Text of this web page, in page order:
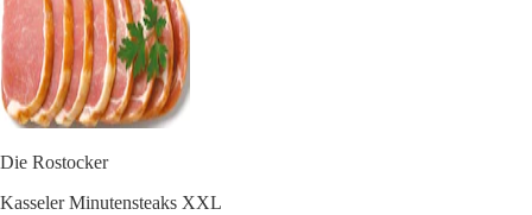
Die Rostocker
Kasseler Minutensteaks XXL